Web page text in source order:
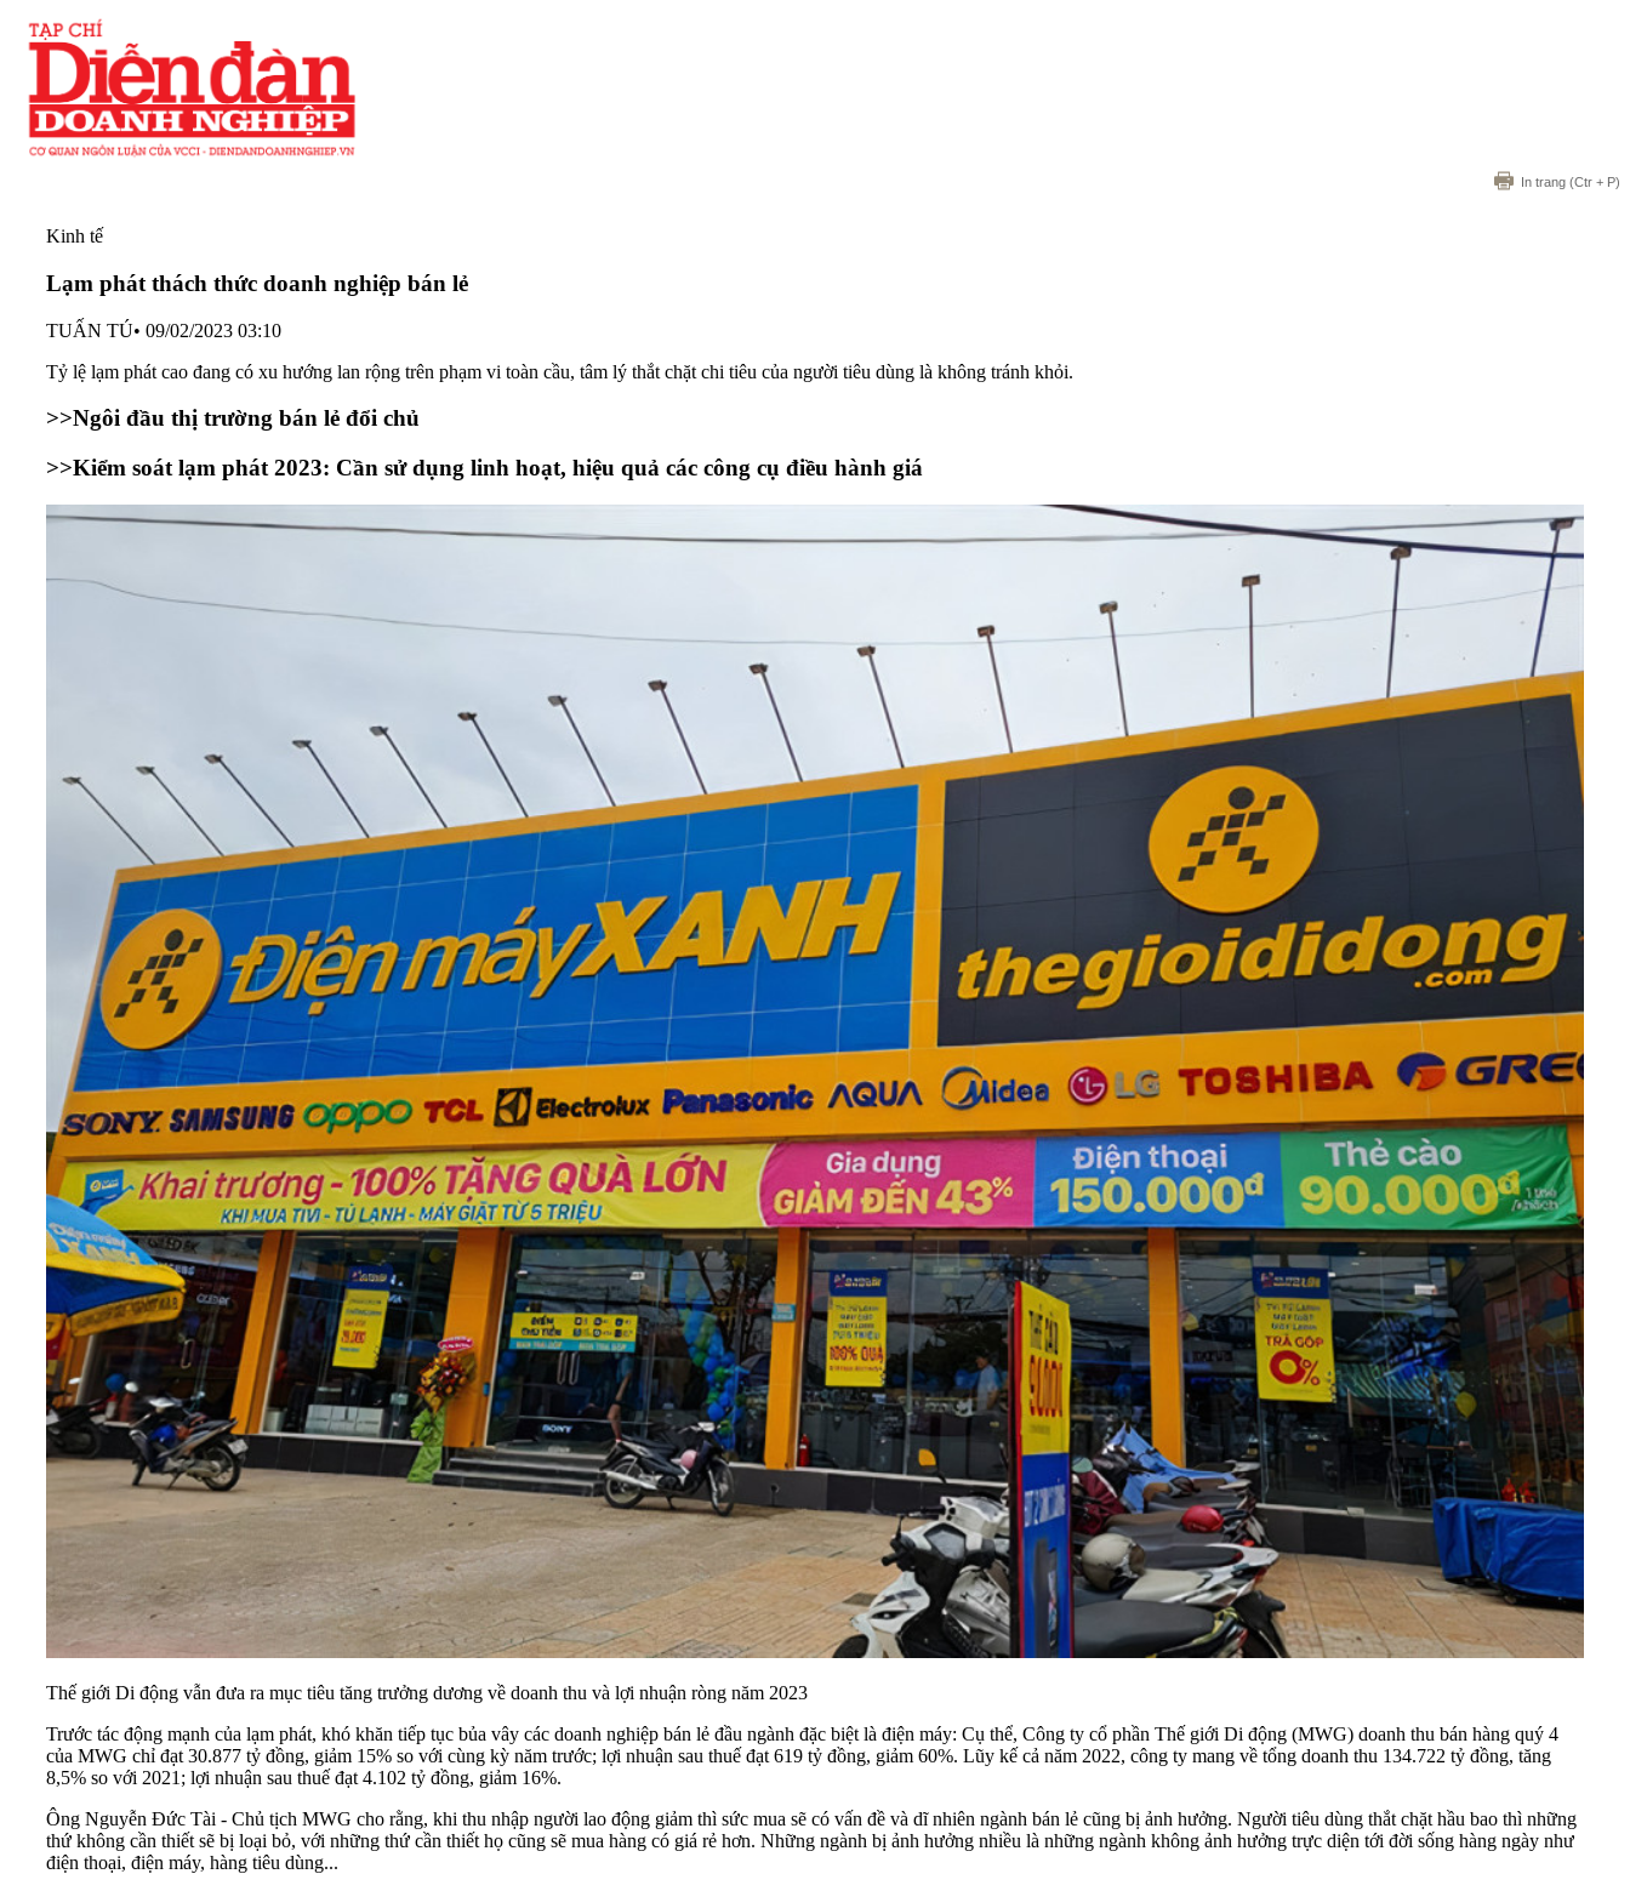
In trang (Ctr + P)
Kinh tế
Lạm phát thách thức doanh nghiệp bán lẻ
TUẤN TÚ• 09/02/2023 03:10
Tỷ lệ lạm phát cao đang có xu hướng lan rộng trên phạm vi toàn cầu, tâm lý thắt chặt chi tiêu của người tiêu dùng là không tránh khỏi.
>>Ngôi đầu thị trường bán lẻ đổi chủ
>>Kiểm soát lạm phát 2023: Cần sử dụng linh hoạt, hiệu quả các công cụ điều hành giá
Thế giới Di động vẫn đưa ra mục tiêu tăng trưởng dương về doanh thu và lợi nhuận ròng năm 2023
Trước tác động mạnh của lạm phát, khó khăn tiếp tục bủa vây các doanh nghiệp bán lẻ đầu ngành đặc biệt là điện máy: Cụ thể, Công ty cổ phần Thế giới Di động (MWG) doanh thu bán hàng quý 4
của MWG chỉ đạt 30.877 tỷ đồng, giảm 15% so với cùng kỳ năm trước; lợi nhuận sau thuế đạt 619 tỷ đồng, giảm 60%. Lũy kế cả năm 2022, công ty mang về tổng doanh thu 134.722 tỷ đồng, tăng
8,5% so với 2021; lợi nhuận sau thuế đạt 4.102 tỷ đồng, giảm 16%.
Ông Nguyễn Đức Tài - Chủ tịch MWG cho rằng, khi thu nhập người lao động giảm thì sức mua sẽ có vấn đề và dĩ nhiên ngành bán lẻ cũng bị ảnh hưởng. Người tiêu dùng thắt chặt hầu bao thì những
thứ không cần thiết sẽ bị loại bỏ, với những thứ cần thiết họ cũng sẽ mua hàng có giá rẻ hơn. Những ngành bị ảnh hưởng nhiều là những ngành không ảnh hưởng trực diện tới đời sống hàng ngày như
điện thoại, điện máy, hàng tiêu dùng...